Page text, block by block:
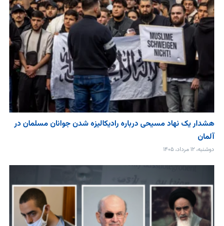
هشدار یک نهاد مسیحی درباره رادیکالیزه شدن جوانان مسلمان در
آلمان
دوشنبه، ۱۲ مرداد، ۱۴۰۵